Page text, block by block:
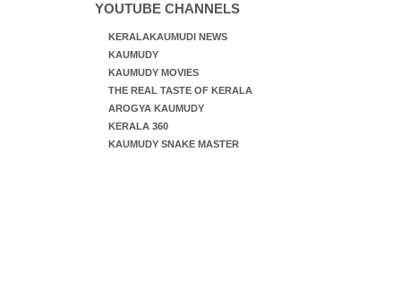
YOUTUBE CHANNELS
KERALAKAUMUDI NEWS
KAUMUDY
KAUMUDY MOVIES
THE REAL TASTE OF KERALA
AROGYA KAUMUDY
KERALA 360
KAUMUDY SNAKE MASTER